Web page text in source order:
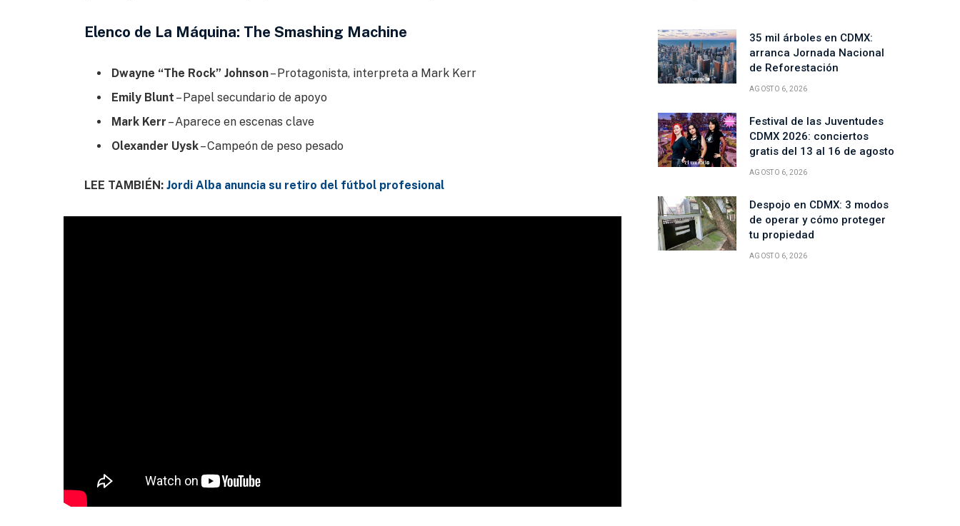
Elenco de La Máquina: The Smashing Machine
Dwayne “The Rock” Johnson– Protagonista, interpreta a Mark Kerr
Emily Blunt – Papel secundario de apoyo
Mark Kerr – Aparece en escenas clave
Olexander Uysk– Campeón de peso pesado
LEE TAMBIÉN: Jordi Alba anuncia su retiro del fútbol profesional
35 mil árboles en CDMX:
arranca Jornada Nacional
de Reforestación
AGOSTO 6, 2026
Festival de las Juventudes
CDMX 2026: conciertos
gratis del 13 al 16 de agosto
AGOSTO 6, 2026
Despojo en CDMX: 3 modos
de operar y cómo proteger
tu propiedad
AGOSTO 6, 2026